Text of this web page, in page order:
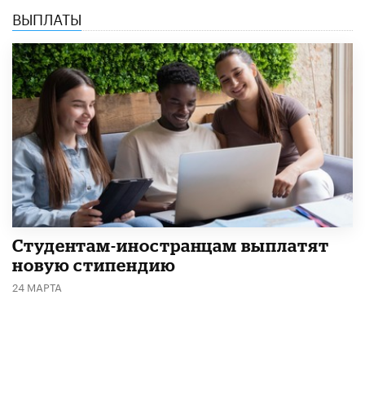
ВЫПЛАТЫ
Студентам-иностранцам выплатят
новую стипендию
24 МАРТА